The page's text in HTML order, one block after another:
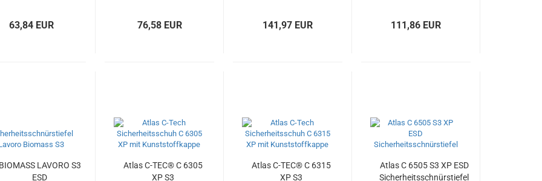
63,84 EUR 76,58 EUR 141,97 EUR 111,86 EUR
LAVORO S3
ESD
Atlas C-TEC® C 6305
XP S3
Atlas C-TEC® C 6315
XP S3
Atlas C 6505 S3 XP ESD
Sicherheitsschnürstiefel